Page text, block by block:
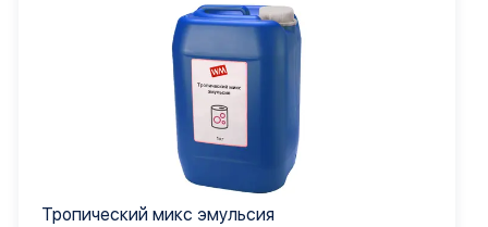
Тропический микс эмульсия